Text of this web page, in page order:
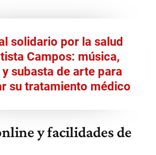
solidario por la salud
Campos: música,
subasta de arte para
su tratamiento médico
y facilidades de